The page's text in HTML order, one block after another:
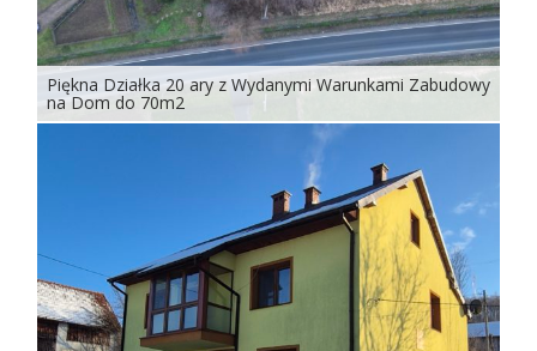
Piękna Działka 20 ary z Wydanymi Warunkami Zabudowy
na Dom do 70m2